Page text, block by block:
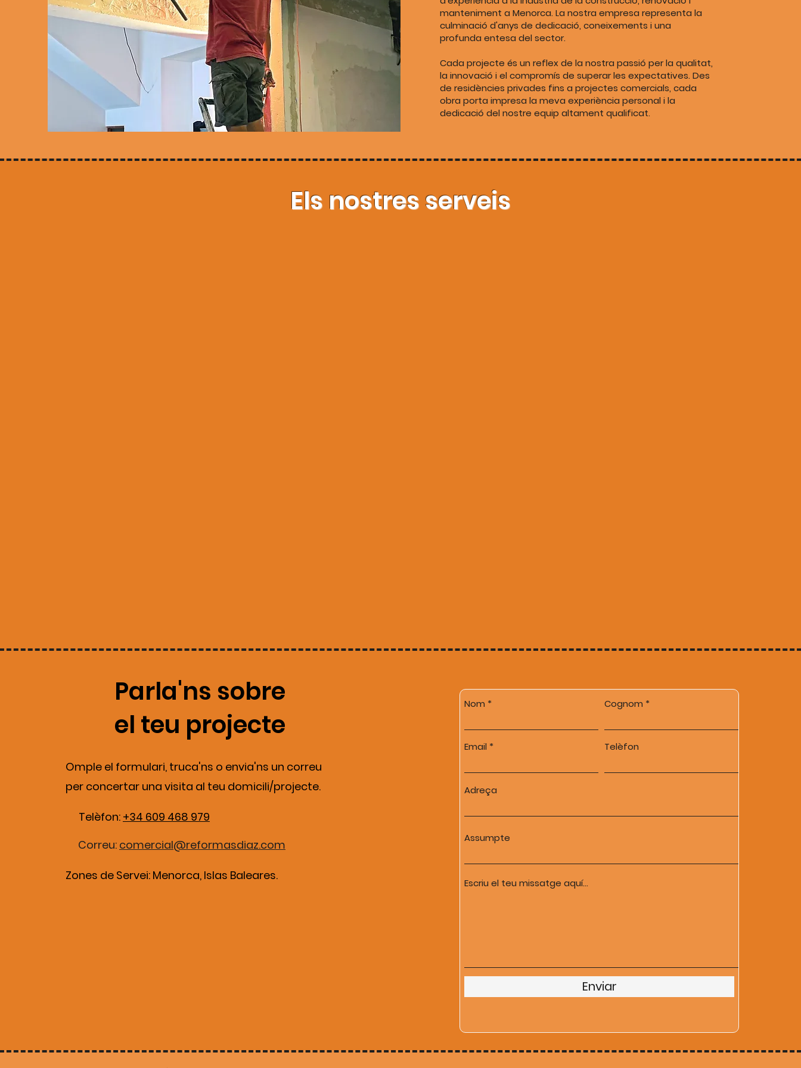
manteniment a Menorca. La nostra empresa representa la
culminació d'anys de dedicació, coneixements i una
profunda entesa del sector.
Cada projecte és un reflex de la nostra passió per la qualitat,
la innovació i el compromís de superar les expectatives. Des
de residències privades fins a projectes comercials, cada
obra porta impresa la meva experiència personal i la
dedicació del nostre equip altament qualificat.
Els nostres serveis
Parla'ns sobre
el teu projecte
Omple el formulari, truca'ns o envia'ns un correu
per concertar una visita al teu domicili/projecte.
Telèfon: +34 609 468 979
Correu: comercial@reformasdiaz.com
Zones de Servei: Menorca, Islas Baleares.
Nom Cognom
Email Telèfon
Adreça
Assumpte
Escriu el teu missatge aquí...
Enviar